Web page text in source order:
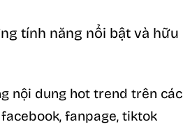
tính năng nổi bật và hữu
nội dung hot trend trên các
fanpage, tiktok